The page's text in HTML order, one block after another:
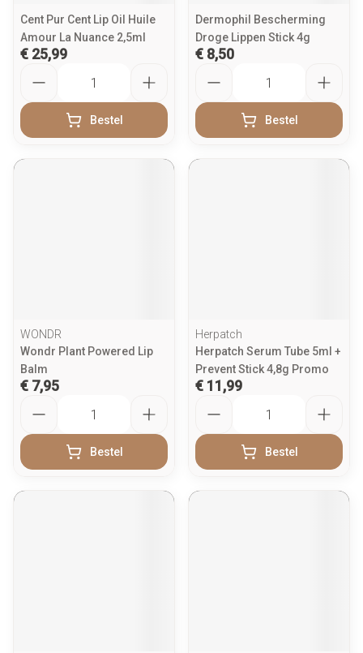
Cent Pur Cent Lip Oil Huile
Amour La Nuance 2,5ml
€ 25,99
Bestel
Dermophil Bescherming
Droge Lippen Stick 4g
€ 8,50
Bestel
WONDR
Wondr Plant Powered Lip
Balm
€ 7,95
Bestel
Herpatch
Herpatch Serum Tube 5ml +
Prevent Stick 4,8g Promo
€ 11,99
Bestel